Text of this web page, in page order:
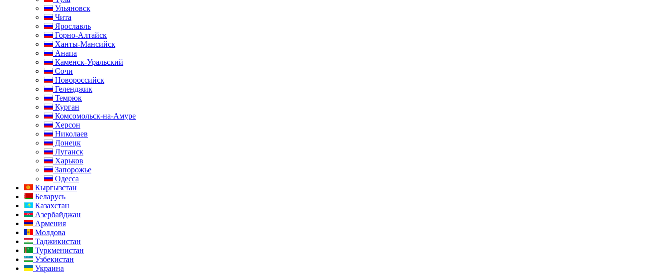
Ульяновск
Чита
Ярославль
Горно-Алтайск
Ханты-Мансийск
Анапа
Каменск-Уральский
Сочи
Новороссийск
Геленджик
Темрюк
Курган
Комсомольск-на-Амуре
Херсон
Николаев
Донецк
Луганск
Харьков
Запорожье
Одесса
Кыргызстан
Беларусь
Казахстан
Азербайджан
Армения
Молдова
Таджикистан
Туркменистан
Узбекистан
Украина